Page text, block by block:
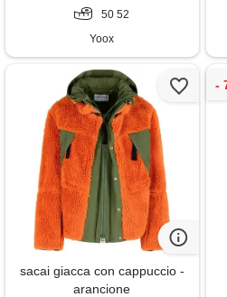
50 52
Yoox
sacai giacca con cappuccio -
arancione